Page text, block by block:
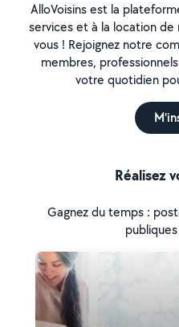
AlloVoisins est la
services et à la location
vous ! Rejoignez notre
membres,
votre quotidien
Réalisez
Gagnez du temps :